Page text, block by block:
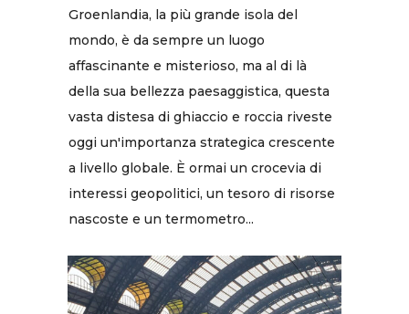
Groenlandia, la più grande isola del
mondo, è da sempre un luogo
affascinante e misterioso, ma al di là
della sua bellezza paesaggistica, questa
vasta distesa di ghiaccio e roccia riveste
oggi un'importanza strategica crescente
a livello globale. È ormai un crocevia di
interessi geopolitici, un tesoro di risorse
nascoste e un termometro...